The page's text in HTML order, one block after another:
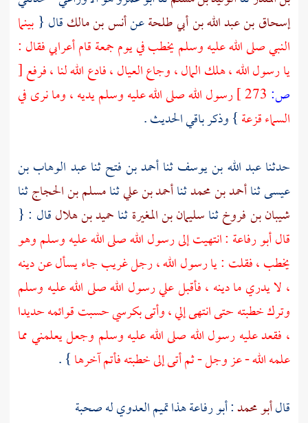
إسحاق بن عبد الله بن أبي طلحةعنأنس بن مالكقال { بينما
النبي صلى الله عليه وسلم يخطب في يوم جمعة قام أعرابي فقال :
يا رسول الله ، هلك المال ، وجاع العيال ، فادع الله لنا ، فرفع[
ص:
رسول الله صلى الله عليه وسلم يديه ، وما نرى في
السماء قزعة} وذكر باقي الحديث .
حدثناعبد الله بن يوسفثناأحمد بن فتحثناعبد الوهاب بن
عيسىثناأحمد بن محمدثناأحمد بن عليثنامسلم بن الحجاجثنا
شيبان بن فروخثناسليمان بن المغيرةثناحميد بن هلالقال : {
قالأبو رفاعة : انتهيت إلى رسول الله صلى الله عليه وسلم وهو
يخطب ، فقلت : يا رسول الله ، رجل غريب جاء يسأل عن دينه
، لا يدري ما دينه ، فأقبل علي رسول الله صلى الله عليه وسلم
وترك خطبته حتى انتهى إلي ، وأتى بكرسي حسبت قوائمه حديدا
، فقعد عليه رسول الله صلى الله عليه وسلم وجعل يعلمني مما
علمه الله - عز وجل - ثم أتى إلى خطبته فأتم آخرها} .
قالأبو محمد:أبو رفاعةهذاتميم العدويله صحبة